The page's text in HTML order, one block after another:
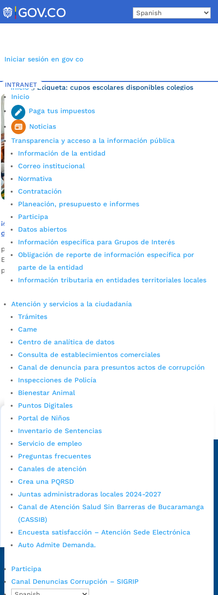
to
content
Iniciar sesión en gov co
INTRANET
Inicio
Paga tus impuestos
Noticias
Transparencia y acceso a la información pública
Información de la entidad
Correo institucional
Normativa
Contratación
Planeación, presupuesto e informes
Participa
Datos abiertos
Información específica para Grupos de Interés
Obligación de reporte de información específica por
parte de la entidad
Información tributaria en entidades territoriales locales
Atención y servicios a la ciudadanía
Trámites
Came
Centro de analítica de datos
Consulta de establecimientos comerciales
Canal de denuncia para presuntos actos de corrupción
Inspecciones de Policía
Bienestar Animal
Puntos Digitales
Portal de Niños
Inventario de Sentencias
Servicio de empleo
Preguntas frecuentes
Canales de atención
Crea una PQRSD
Juntas administradoras locales 2024-2027
Canal de Atención Salud Sin Barreras de Bucaramanga
(CASSIB)
Encuesta satisfacción – Atención Sede Electrónica
Auto Admite Demanda.
Participa
Canal Denuncias Corrupción – SIGRIP
Inicio 5 Etiqueta: cupos escolares disponibles colegios
bucaramanga
¡Atención! Aún quedan 6.889 cupos en colegios oficiales
de Bucaramanga
por
En caso de que no aparezca en la lista de asignados podrá
participar en la segunda fase de la convocatoria. <>.
Cupos Escolares Bucaramanga 2022
Consulta aqui los pasos para inscribirse y solicitar un
cupo escolar en los colegios oficiales de
Bucaramanga.
Alcaldía de Bucaramanga
Sede principal
Dirección Fase I:
Colombia.
Dirección Fase II:Carrera 11 # 34-52, Bucaramanga, Santander,